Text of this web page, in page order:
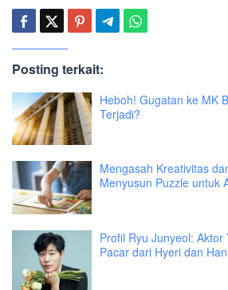
Posting terkait:
Heboh! Gugatan ke MK
Terjadi?
Mengasah Kreativitas
Menyusun Puzzle untuk
Profil Ryu Junyeol:
Pacar dari Hyeri dan